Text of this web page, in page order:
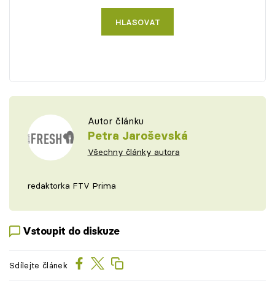
HLASOVAT
Autor článku
Petra Jaroševská
Všechny články autora
redaktorka FTV Prima
Vstoupit do diskuze
Sdílejte článek